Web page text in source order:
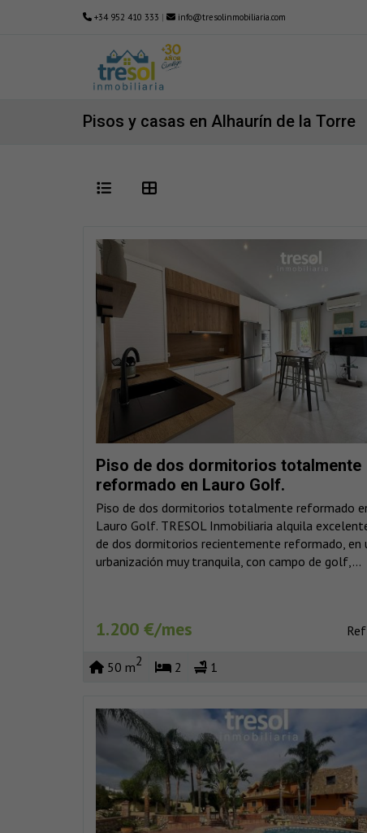
+34 952 410 333 | info@tresolinmobiliaria.com
Pisos y casas en Alhaurín de la Torre
Piso de dos dormitorios totalmente
reformado en Lauro Golf.
Piso de dos dormitorios totalmente reformado
Lauro Golf. TRESOL Inmobiliaria alquila
de dos dormitorios recientemente reformado, en
urbanización muy tranquila, con campo de golf,...
1.200 €/mes
50 m2 2 1